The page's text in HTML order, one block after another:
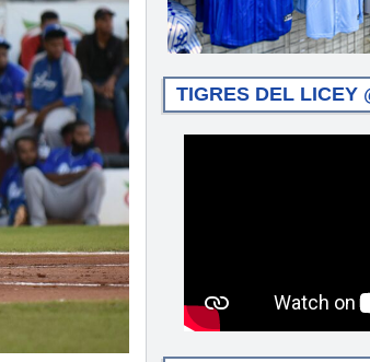
TIGRES DEL LICEY